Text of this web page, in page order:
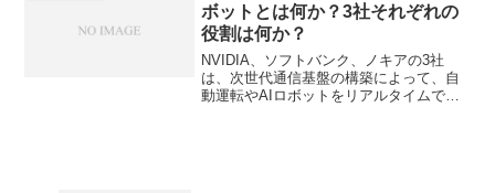
ボットとは何か？3社それぞれの
役割は何か？
NVIDIA、ソフトバンク、ノキアの3社
は、次世代通信基盤の構築によって、自
動運転やAIロボットをリアルタイムで遠